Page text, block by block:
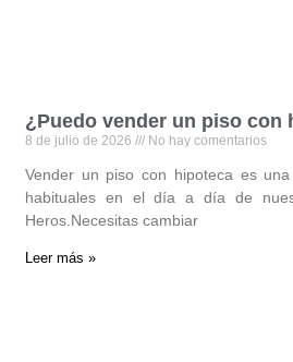
¿Puedo vender un piso con
8 de julio de 2026 No hay comentarios
Vender un piso con hipoteca es
habituales en el día a día de
Heros.Necesitas cambiar
Leer más »